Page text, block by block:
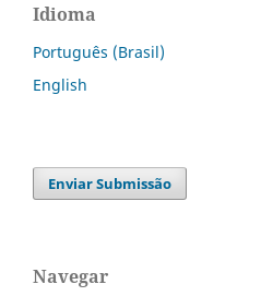
Idioma
Português (Brasil)
English
Enviar Submissão
Navegar